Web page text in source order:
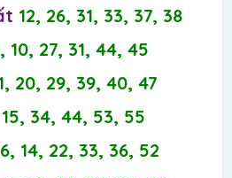
12, 26, 31, 33, 37, 38
10, 27, 31, 44, 45
20, 29, 39, 40, 47
34, 44, 53, 55
6, 14, 22, 33, 36, 52